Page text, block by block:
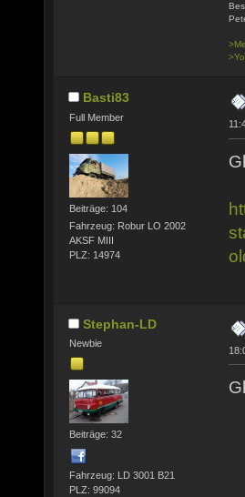
Basti83
Full Member
Beiträge: 104
Fahrzeug: Robur LO 2002
AKSF MIII
PLZ: 14974
Stephan-LD
Newbie
Beiträge: 32
Fahrzeug: LD 3001 B21
PLZ: 99094